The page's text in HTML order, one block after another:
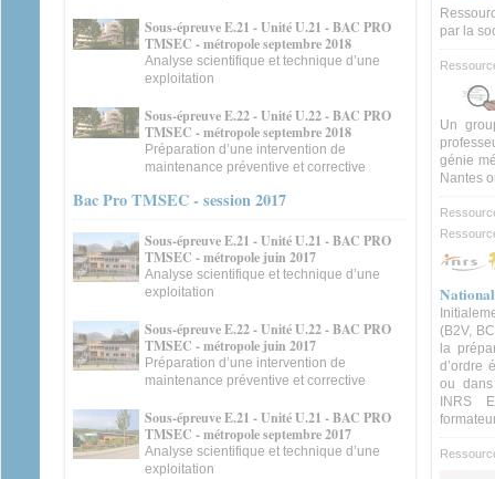
Sous-épreuve E.21 - Unité U.21 - BAC PRO
TMSEC - métropole septembre 2018
Analyse scientifique et technique d’une
exploitation
Sous-épreuve E.22 - Unité U.22 - BAC PRO
TMSEC - métropole septembre 2018
Préparation d’une intervention de
maintenance préventive et corrective
Bac Pro TMSEC - session 2017
Sous-épreuve E.21 - Unité U.21 - BAC PRO
TMSEC - métropole juin 2017
Analyse scientifique et technique d’une
exploitation
Sous-épreuve E.22 - Unité U.22 - BAC PRO
TMSEC - métropole juin 2017
Préparation d’une intervention de
maintenance préventive et corrective
Sous-épreuve E.21 - Unité U.21 - BAC PRO
TMSEC - métropole septembre 2017
Analyse scientifique et technique d’une
exploitation
par la
Un
génie
Nantes
(B2V,
la
d’ordre
ou
INRS